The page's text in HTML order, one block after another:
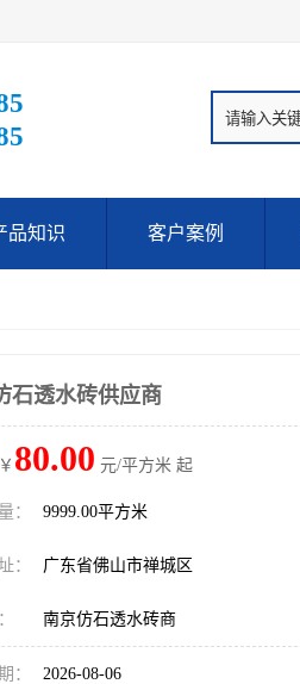
品知识 客户案例
石透水砖供应商
80.00 元/平方米 起
： 9999.00平方米
： 广东省佛山市禅城区
南京仿石透水砖商
： 2026-08-06